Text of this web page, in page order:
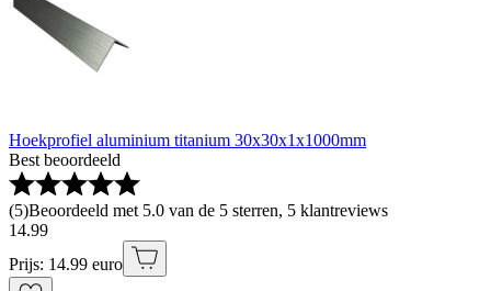
Hoekprofiel aluminium titanium 30x30x1x1000mm
Best beoordeeld
(5)Beoordeeld met 5.0 van de 5 sterren, 5 klantreviews
14.99
Prijs: 14.99 euro